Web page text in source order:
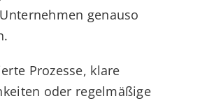
genauso
Prozesse, klare
oder regelmäßige